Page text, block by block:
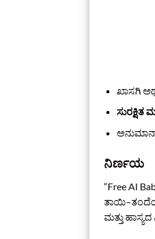
ಖಾಸಗಿ
ಸುರಕ್ಷಿತ
ನಿರ್ಣಯ
“Free AI
ತಾಯಿ–ತಂದೆಯ
ಮತ್ತು